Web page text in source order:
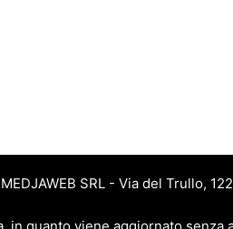
SRL - Via del Trullo,
in quanto viene aggiornato